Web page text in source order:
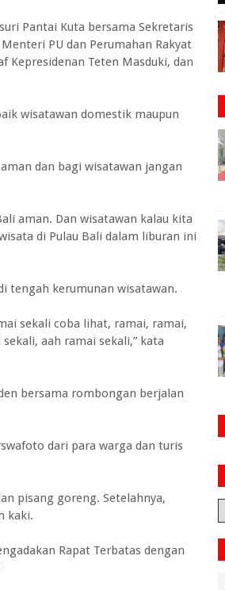
Pantai Kuta bersama Sekretaris
PU dan Perumahan Rakyat
Kepresidenan Teten Masduki, dan
wisatawan domestik maupun
dan bagi wisatawan jangan
aman. Dan wisatawan kalau kita
di Pulau Bali dalam liburan ini
tengah kerumunan wisatawan.
sekali coba lihat, ramai, ramai,
aah ramai sekali,” kata
bersama rombongan berjalan
dari para warga dan turis
pisang goreng. Setelahnya,
kaki.
Rapat Terbatas dengan